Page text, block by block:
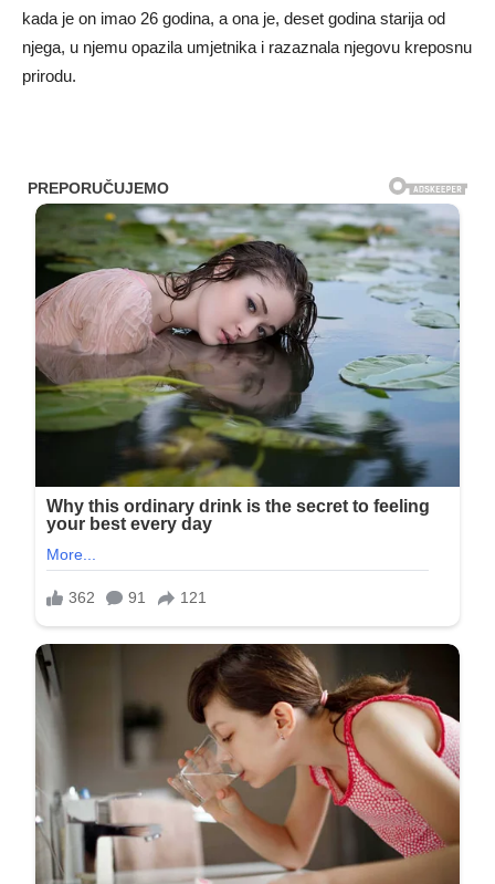
kada je on imao 26 godina, a ona je, deset godina starija od
njega, u njemu opazila umjetnika i razaznala njegovu kreposnu
prirodu.